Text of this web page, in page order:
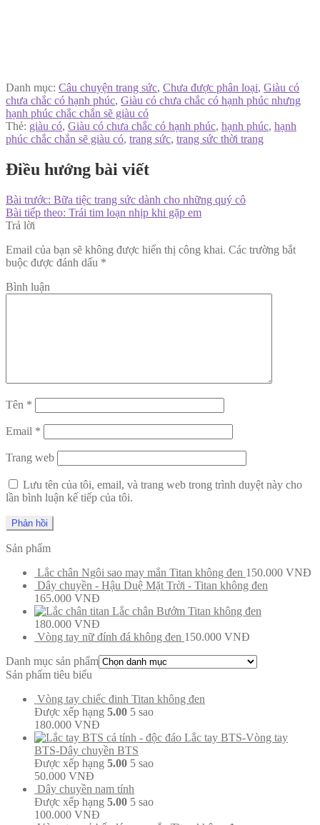
Danh mục: Câu chuyện trang sức, Chưa được phân loại, Giàu có
chưa chắc có hạnh phúc, Giàu có chưa chắc có hạnh phúc nhưng
hạnh phúc chắc chắn sẽ giàu có
Thẻ: giàu có, Giàu có chưa chắc có hạnh phúc, hạnh phúc, hạnh
phúc chắc chắn sẽ giàu có, trang sức, trang sức thời trang
Điều hướng bài viết
Bài trước: Bữa tiệc trang sức dành cho những quý cô
Bài tiếp theo: Trái tim loạn nhịp khi gặp em
Trả lời
Email của bạn sẽ không được hiển thị công khai. Các trường bắt
buộc được đánh dấu *
Bình luận
Tên *
Email *
Trang web
Lưu tên của tôi, email, và trang web trong trình duyệt này cho
lần bình luận kế tiếp của tôi.
Sản phẩm
Lắc chân Ngôi sao may mắn Titan không đen 150.000 VNĐ
Dây chuyền - Hậu Duệ Mặt Trời - Titan không đen
165.000 VNĐ
Lắc chân Bướm Titan không đen
180.000 VNĐ
Vòng tay nữ đính đá không đen 150.000 VNĐ
Danh mục sản phẩm
Sản phẩm tiêu biểu
Vòng tay chiếc đinh Titan không đen
Được xếp hạng 5.00 5 sao
180.000 VNĐ
Lắc tay BTS-Vòng tay
BTS-Dây chuyền BTS
Được xếp hạng 5.00 5 sao
50.000 VNĐ
Dây chuyền nam tính
Được xếp hạng 5.00 5 sao
100.000 VNĐ